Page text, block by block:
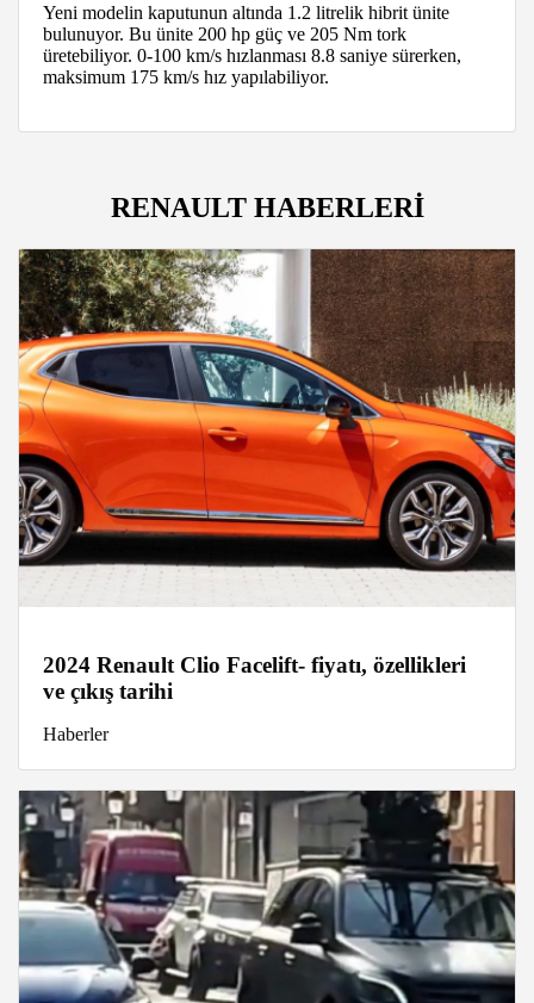
Yeni modelin kaputunun altında 1.2 litrelik hibrit ünite
bulunuyor. Bu ünite 200 hp güç ve 205 Nm tork
üretebiliyor. 0-100 km/s hızlanması 8.8 saniye sürerken,
maksimum 175 km/s hız yapılabiliyor.
RENAULT HABERLERİ
2024 Renault Clio Facelift- fiyatı, özellikleri
ve çıkış tarihi
Haberler